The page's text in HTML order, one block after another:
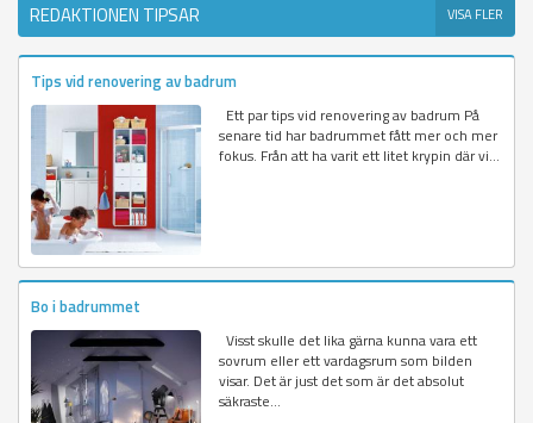
REDAKTIONEN TIPSAR VISA FLER
Tips vid renovering av badrum
Ett par tips vid renovering av badrum På
senare tid har badrummet fått mer och mer
fokus. Från att ha varit ett litet krypin där vi...
Bo i badrummet
Visst skulle det lika gärna kunna vara ett
sovrum eller ett vardagsrum som bilden
visar. Det är just det som är det absolut
säkraste...